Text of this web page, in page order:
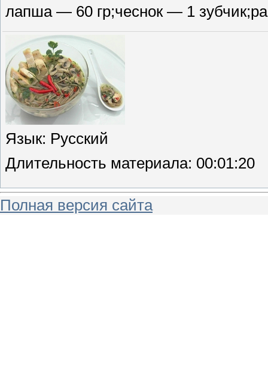
лапша — 60 гр;чеснок — 1
Язык: Русский
Длительность материала: 00:01:20
Полная версия сайта